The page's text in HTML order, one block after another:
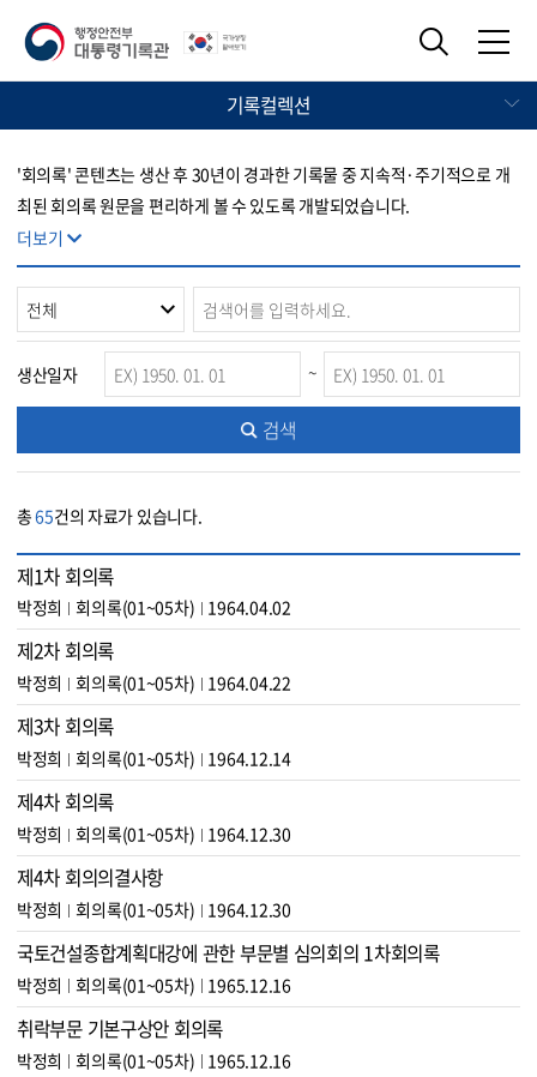
기록컬렉션
'회의록' 콘텐츠는 생산 후 30년이 경과한 기록물 중 지속적·주기적으로 개
최된 회의록 원문을 편리하게 볼 수 있도록 개발되었습니다.
더보기
생산일자 ~
검색
총65건의 자료가 있습니다.
박정희
제1차 회의록
회의록(01~05차) 1964.04.02
박정희
제2차 회의록
회의록(01~05차) 1964.04.22
박정희
제3차 회의록
회의록(01~05차) 1964.12.14
박정희
제4차 회의록
회의록(01~05차) 1964.12.30
박정희
제4차 회의의결사항
회의록(01~05차) 1964.12.30
박정희
국토건설종합계획대강에 관한 부문별 심의회의 1차회의록
회의록(01~05차) 1965.12.16
박정희
취락부문 기본구상안 회의록
회의록(01~05차) 1965.12.16